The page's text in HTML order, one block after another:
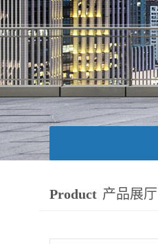
Product 产品展厅